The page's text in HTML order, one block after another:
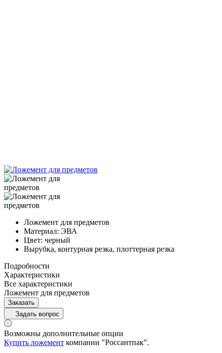
Ложемент для предметов
Материал: ЭВА
Цвет: черный
Вырубка, контурная резка, плоттерная резка
Подробности
Характеристики
Все характеристики
Ложемент для предметов
Заказать
Задать вопрос
Возможны дополнительные опции
Купить ложемент компании "Россантпак".